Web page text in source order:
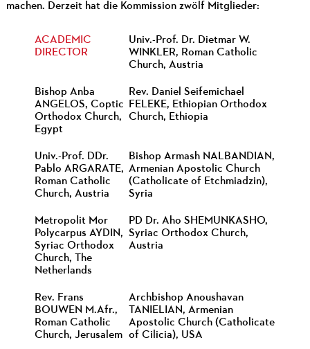
machen. Derzeit hat die Kommission zwölf Mitglieder:
ACADEMIC
DIRECTOR
Univ.-Prof. Dr. Dietmar W.
WINKLER, Roman Catholic
Church, Austria
Bishop Anba
ANGELOS, Coptic
Orthodox Church,
Egypt
Rev. Daniel Seifemichael
FELEKE, Ethiopian Orthodox
Church, Ethiopia
Univ.-Prof. DDr.
Pablo ARGARATE,
Roman Catholic
Church, Austria
Bishop Armash NALBANDIAN,
Armenian Apostolic Church
(Catholicate of Etchmiadzin),
Syria
Metropolit Mor
Polycarpus AYDIN,
Syriac Orthodox
Church, The
Netherlands
PD Dr. Aho SHEMUNKASHO,
Syriac Orthodox Church,
Austria
Rev. Frans
BOUWEN M.Afr.,
Roman Catholic
Church, Jerusalem
Archbishop Anoushavan
TANIELIAN, Armenian
Apostolic Church (Catholicate
of Cilicia), USA